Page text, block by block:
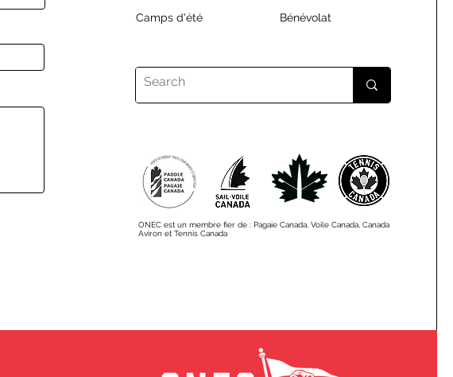
Camps d'été
Bénévolat
ONEC est un membre fier de : Pagaie Canada, Voile Canada, Canada
Aviron et Tennis Canada